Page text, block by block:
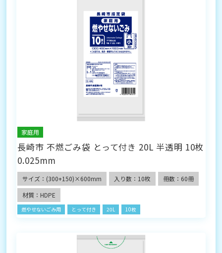
家庭用
長崎市 不燃ごみ袋 とって付き 20L 半透明 10枚
0.025mm
サイズ：(300+150)×600mm 入り数：10枚
冊数：60冊
材質：HDPE
燃やせないごみ用 とって付き 20L 10枚